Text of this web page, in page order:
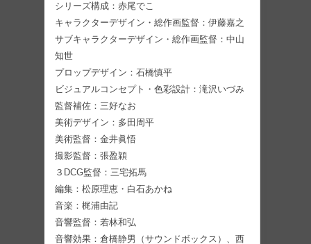
シリーズ構成：赤尾でこ
キャラクターデザイン・総作画監督：伊藤嘉之
サブキャラクターデザイン・総作画監督：中山
知世
プロップデザイン：石橋慎平
ビジュアルコンセプト・色彩設計：滝沢いづみ
監督補佐：三好なお
美術デザイン：多田周平
美術監督：金井眞悟
撮影監督：張盈穎
３DCG監督：三宅拓馬
編集：松原理恵・白石あかね
音楽：梶浦由記
音響監督：若林和弘
音響効果：倉橋静男（サウンドボックス）、西